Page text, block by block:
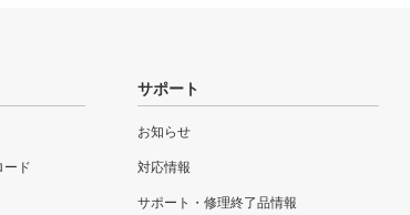
ード
サポート
お知らせ
対応情報
サポート・修理終了品情報